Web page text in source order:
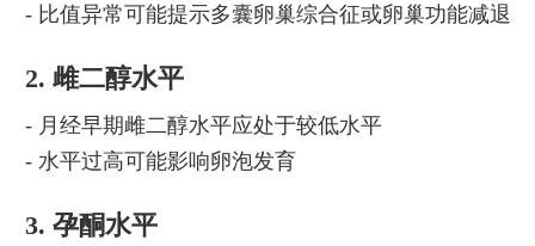
- 比值异常可能提示多囊卵巢综合征或卵巢功能减退
2. 雌二醇水平
- 月经早期雌二醇水平应处于较低水平
- 水平过高可能影响卵泡发育
3. 孕酮水平